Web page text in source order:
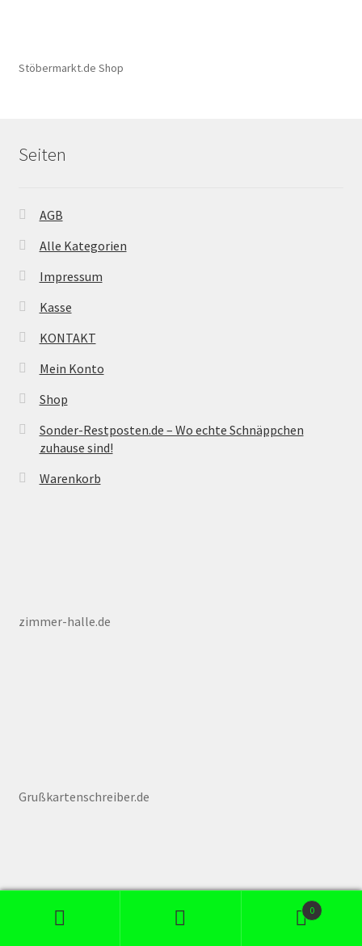
Stöbermarkt.de Shop
Seiten
AGB
Alle Kategorien
Impressum
Kasse
KONTAKT
Mein Konto
Shop
Sonder-Restposten.de – Wo echte Schnäppchen
zuhause sind!
Warenkorb
zimmer-halle.de
Grußkartenschreiber.de
0